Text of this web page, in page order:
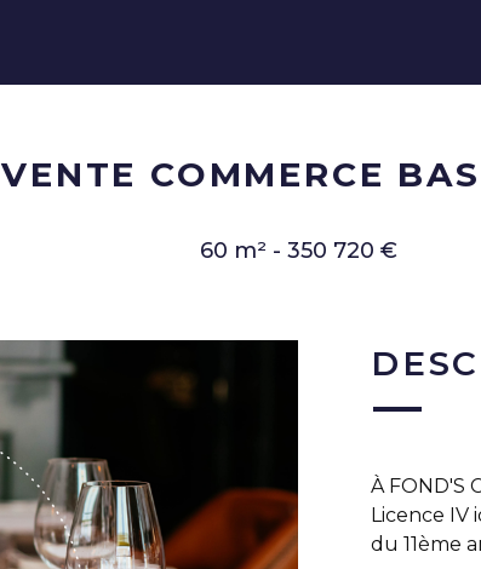
VENTE COMMERCE
60 m² - 350 720 €
À FOND'S
Licence IV
du 11ème